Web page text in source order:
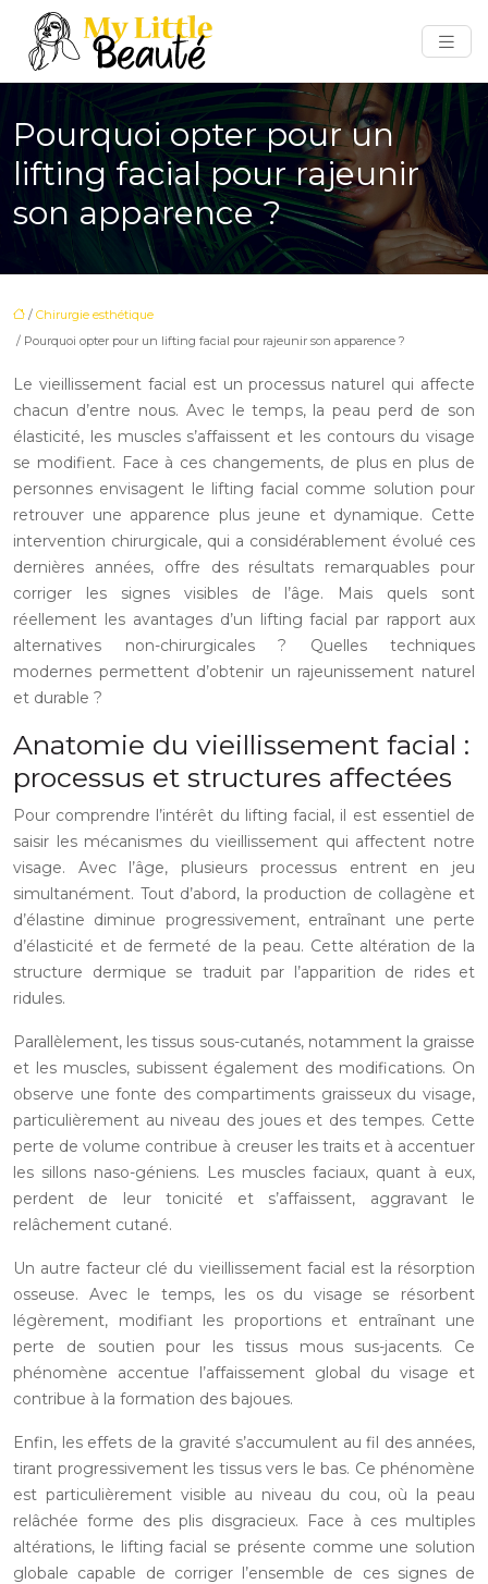
Pourquoi opter pour un
lifting facial pour rajeunir
son apparence ?
/ Chirurgie esthétique
/ Pourquoi opter pour un lifting facial pour rajeunir son apparence ?
Le vieillissement facial est un processus naturel qui affecte
chacun d’entre nous. Avec le temps, la peau perd de son
élasticité, les muscles s’affaissent et les contours du visage
se modifient. Face à ces changements, de plus en plus de
personnes envisagent le lifting facial comme solution pour
retrouver une apparence plus jeune et dynamique. Cette
intervention chirurgicale, qui a considérablement évolué ces
dernières années, offre des résultats remarquables pour
corriger les signes visibles de l’âge. Mais quels sont
réellement les avantages d’un lifting facial par rapport aux
alternatives non-chirurgicales ? Quelles techniques
modernes permettent d’obtenir un rajeunissement naturel
et durable ?
Anatomie du vieillissement facial :
processus et structures affectées
Pour comprendre l’intérêt du lifting facial, il est essentiel de
saisir les mécanismes du vieillissement qui affectent notre
visage. Avec l’âge, plusieurs processus entrent en jeu
simultanément. Tout d’abord, la production de collagène et
d’élastine diminue progressivement, entraînant une perte
d’élasticité et de fermeté de la peau. Cette altération de la
structure dermique se traduit par l’apparition de rides et
ridules.
Parallèlement, les tissus sous-cutanés, notamment la graisse
et les muscles, subissent également des modifications. On
observe une fonte des compartiments graisseux du visage,
particulièrement au niveau des joues et des tempes. Cette
perte de volume contribue à creuser les traits et à accentuer
les sillons naso-géniens. Les muscles faciaux, quant à eux,
perdent de leur tonicité et s’affaissent, aggravant le
relâchement cutané.
Un autre facteur clé du vieillissement facial est la résorption
osseuse. Avec le temps, les os du visage se résorbent
légèrement, modifiant les proportions et entraînant une
perte de soutien pour les tissus mous sus-jacents. Ce
phénomène accentue l’affaissement global du visage et
contribue à la formation des bajoues.
Enfin, les effets de la gravité s’accumulent au fil des années,
tirant progressivement les tissus vers le bas. Ce phénomène
est particulièrement visible au niveau du cou, où la peau
relâchée forme des plis disgracieux. Face à ces multiples
altérations, le lifting facial se présente comme une solution
globale capable de corriger l’ensemble de ces signes de